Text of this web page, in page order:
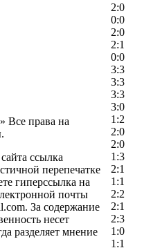
2:0
0:0
2:0
2:1
0:0
3:3
3:3
3:3
3:0
1:2
2:0
2:0
1:3
2:1
1:1
2:2
2:1
2:3
1:0
1:1
Все права на
ссылка
перепечатке
гиперссылка на
почты
За содержание
несет
разделяет мнение